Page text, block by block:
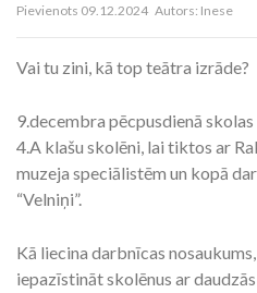
Pievienots 09.12.2024 Autors: Inese
Vai tu zini, kā top teātra izrāde?
9.decembra pēcpusdienā
4.A klašu skolēni, lai tiktos ar
muzeja speciālistēm un kopā
“Velniņi”.
Kā liecina darbnīcas
iepazīstināt skolēnus ar